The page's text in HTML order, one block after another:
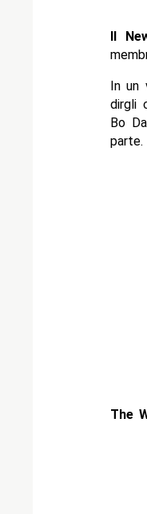
Il
In un
dirgli
Bo
The